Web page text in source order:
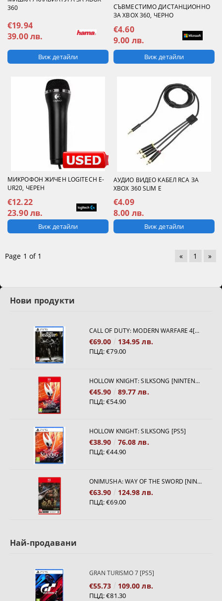
360
€19.94
39.00 лв.
Виж детайли
СЪВМЕСТИМО ДИСТАНЦИОННО
ЗА XBOX 360, ЧЕРНО
€4.60
9.00 лв.
Виж детайли
МИКРОФОН ЖИЧЕН LOGITECH E-
UR20, ЧЕРЕН
€12.22
23.90 лв.
Виж детайли
АУДИО ВИДЕО КАБЕЛ RCA ЗА
XBOX 360 SLIM E
€4.09
8.00 лв.
Виж детайли
Page 1 of 1 « 1 »
Нови продукти
CALL OF DUTY: MODERN WARFARE 4[PS5]
€69.00 134.95 лв.
ПЦД:€79.00
HOLLOW KNIGHT: SILKSONG [NINTENDO SWITCH 2]
€45.90 89.77 лв.
ПЦД:€54.90
HOLLOW KNIGHT: SILKSONG [PS5]
€38.90 76.08 лв.
ПЦД:€44.90
ONIMUSHA: WAY OF THE SWORD [NINTENDO SWITCH 2]
€63.90 124.98 лв.
ПЦД:€69.00
Най-продавани
GRAN TURISMO 7 [PS5]
€55.73 109.00 лв.
ПЦД:€81.30